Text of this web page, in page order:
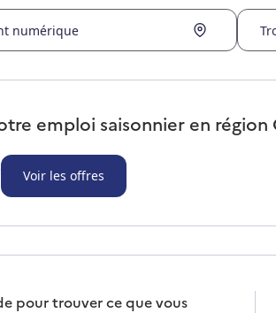
numérique
emploi saisonnier en région
Voir les offres
pour trouver ce que vous